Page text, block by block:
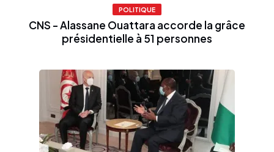
POLITIQUE
CNS - Alassane Ouattara accorde la grâce
présidentielle à 51 personnes